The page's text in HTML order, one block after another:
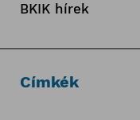
BKIK hírek
Címkék